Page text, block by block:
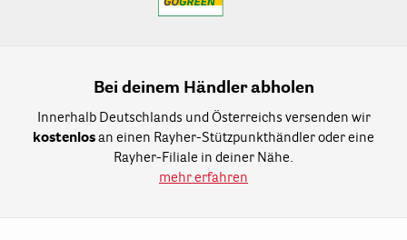
Bei deinem Händler abholen
Innerhalb Deutschlands und Österreichs versenden wir
kostenlos an einen Rayher-Stützpunkthändler oder eine
Rayher-Filiale in deiner Nähe.
mehr erfahren